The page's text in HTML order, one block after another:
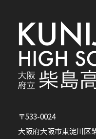
〒533-0024
大阪府大阪市東淀川区